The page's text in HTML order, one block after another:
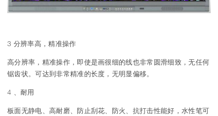
3 分辨率高，精准操作
高分辨率，精准操作，即使是画很细的线也非常圆滑细致，无任何
锯齿状。可达到非常精准的长度，无明显偏移。
4 、耐用
板面无静电、高耐磨、防止刮花、防火、抗打击性能好，水性笔可